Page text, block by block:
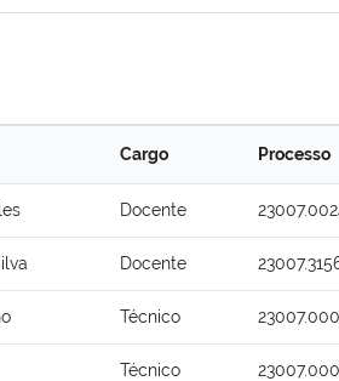
Cargo Processo
Docente
Docente
Técnico
Técnico